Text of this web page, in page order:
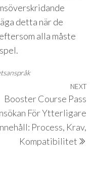
detta när de
alla måste
NEXT
Booster Course Pass
För Ytterligare
Process, Krav,
Kompatibilitet